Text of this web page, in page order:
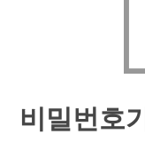
비밀번호